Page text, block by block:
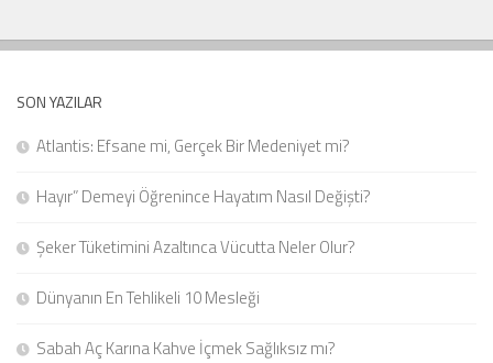
SON YAZILAR
Atlantis: Efsane mi, Gerçek Bir Medeniyet mi?
Hayır” Demeyi Öğrenince Hayatım Nasıl Değişti?
Şeker Tüketimini Azaltınca Vücutta Neler Olur?
Dünyanın En Tehlikeli 10 Mesleği
Sabah Aç Karına Kahve İçmek Sağlıksız mı?